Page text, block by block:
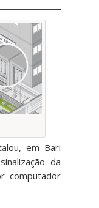
em Bari
da
computador